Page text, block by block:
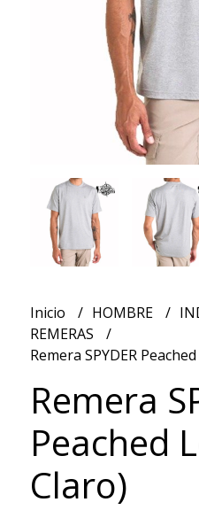
Inicio HOMBRE
REMERAS
Remera SPYDER
Remera
Peached
Claro)